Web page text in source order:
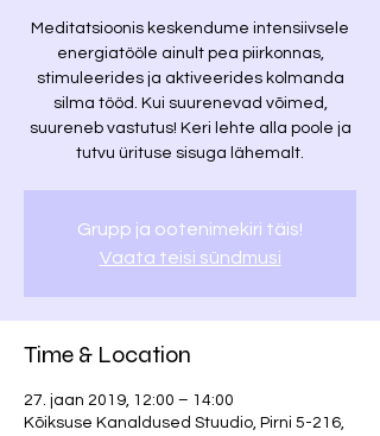
Meditatsioonis keskendume intensiivsele
energiatööle ainult pea piirkonnas,
stimuleerides ja aktiveerides kolmanda
silma tööd. Kui suurenevad võimed,
suureneb vastutus! Keri lehte alla poole ja
tutvu ürituse sisuga lähemalt.
Grupp ja ootenimekiri täis!
Vaata teisi sündmusi
Time & Location
27. jaan 2019, 12:00 – 14:00
Kõiksuse Kanaldused Stuudio, Pirni 5-216,